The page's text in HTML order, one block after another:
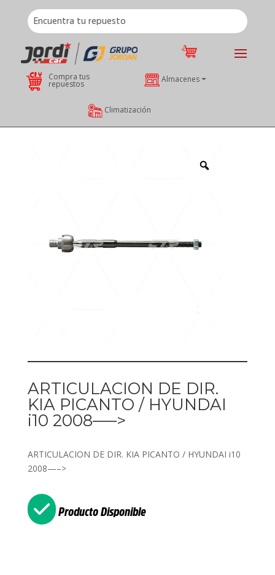
Compra tus
repuestos Almacenes
Climatización
ARTICULACION DE DIR.
KIA PICANTO / HYUNDAI
i10 2008—–>
ARTICULACION DE DIR. KIA PICANTO / HYUNDAI i10
2008—–>
Producto Disponible